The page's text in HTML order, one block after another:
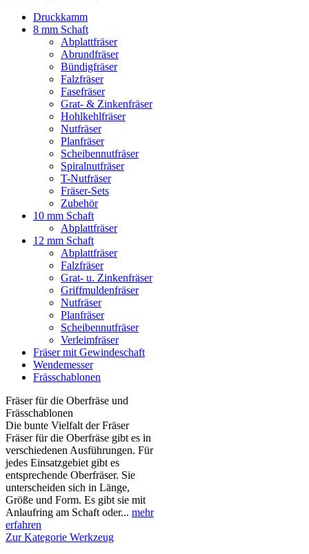
Druckkamm
8 mm Schaft
Abplattfräser
Abrundfräser
Bündigfräser
Falzfräser
Fasefräser
Grat- & Zinkenfräser
Hohlkehlfräser
Nutfräser
Planfräser
Scheibennutfräser
Spiralnutfräser
T-Nutfräser
Fräser-Sets
Zubehör
10 mm Schaft
Abplattfräser
12 mm Schaft
Abplattfräser
Falzfräser
Grat- u. Zinkenfräser
Griffmuldenfräser
Nutfräser
Planfräser
Scheibennutfräser
Verleimfräser
Fräser mit Gewindeschaft
Wendemesser
Frässchablonen
Fräser für die Oberfräse und
Frässchablonen
Die bunte Vielfalt der Fräser
Fräser für die Oberfräse gibt es in
verschiedenen Ausführungen. Für
jedes Einsatzgebiet gibt es
entsprechende Oberfräser. Sie
unterscheiden sich in Länge,
Größe und Form. Es gibt sie mit
Anlaufring am Schaft oder... mehr
erfahren
Zur Kategorie Werkzeug